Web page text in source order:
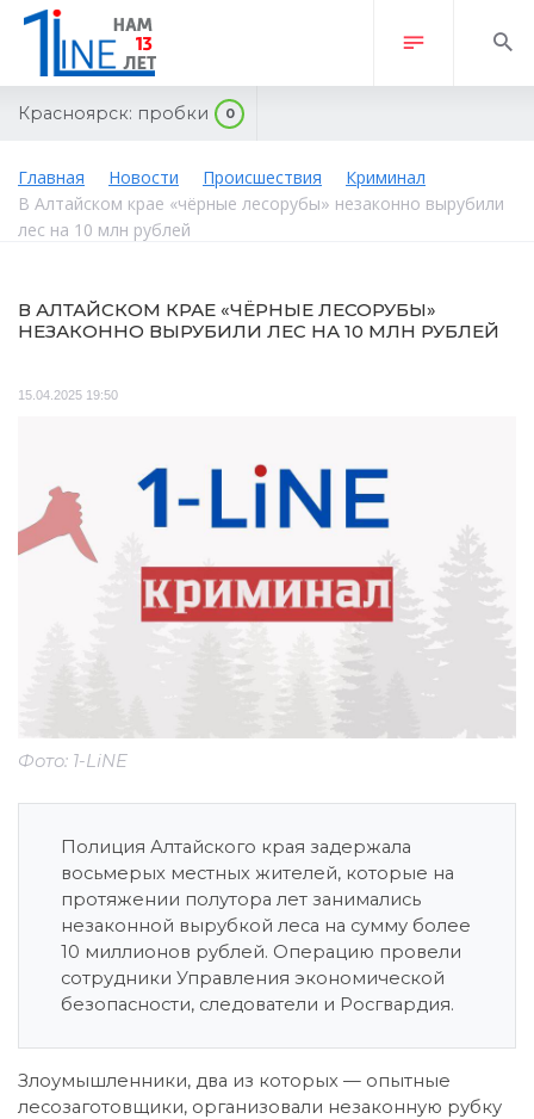
Красноярск: пробки 0
Главная Новости Происшествия
Криминал
В Алтайском крае «чёрные лесорубы» незаконно вырубили
лес на 10 млн рублей
В АЛТАЙСКОМ КРАЕ «ЧЁРНЫЕ ЛЕСОРУБЫ»
НЕЗАКОННО ВЫРУБИЛИ ЛЕС НА 10 МЛН РУБЛЕЙ
15.04.2025 19:50
Фото: 1-LiNE
Полиция Алтайского края задержала
восьмерых местных жителей, которые на
протяжении полутора лет занимались
незаконной вырубкой леса на сумму более
10 миллионов рублей. Операцию провели
сотрудники Управления экономической
безопасности, следователи и Росгвардия.
Злоумышленники, два из которых — опытные
лесозаготовщики, организовали незаконную рубку